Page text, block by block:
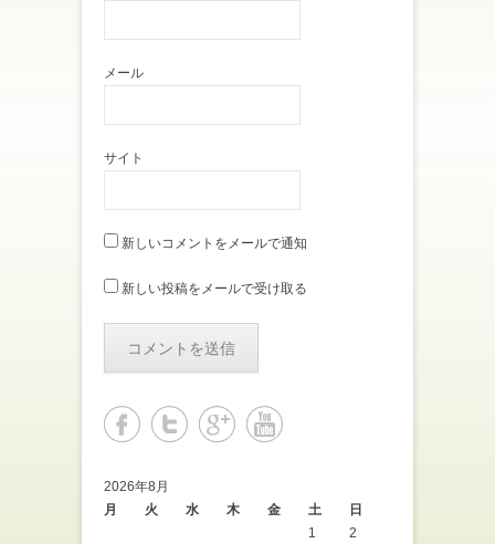
メール
サイト
新しいコメントをメールで通知
新しい投稿をメールで受け取る
2026年8月
月
火 水 木 金 土
日
1
2